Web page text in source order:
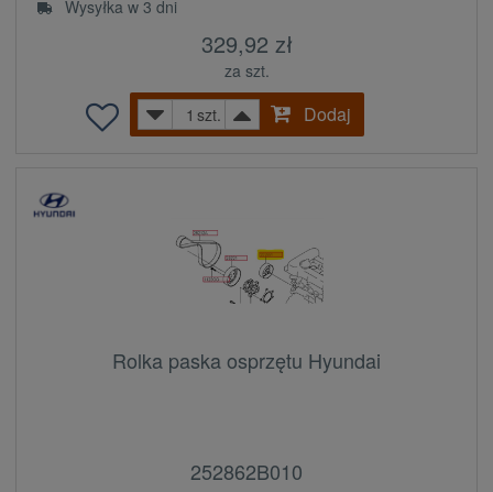
Wysyłka w 3 dni
329,92 zł
za szt.
szt.
Dodaj
Rolka paska osprzętu Hyundai
252862B010